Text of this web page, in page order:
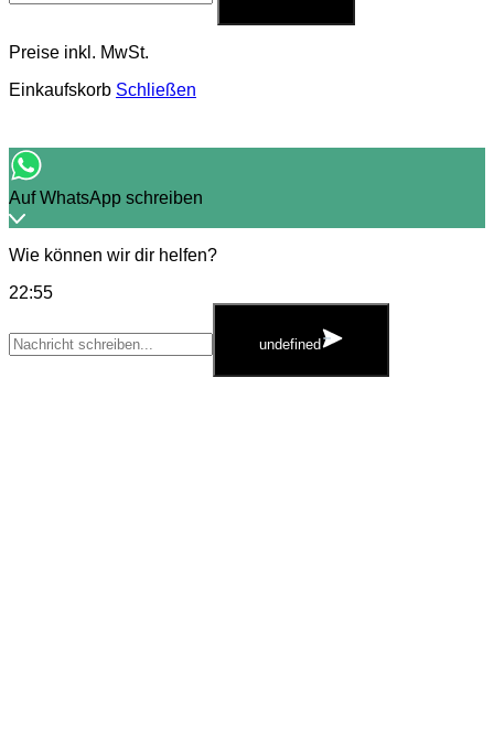
Preise inkl. MwSt.
Einkaufskorb Schließen
Auf WhatsApp schreiben
Wie können wir dir helfen?
22:55
Message
undefined